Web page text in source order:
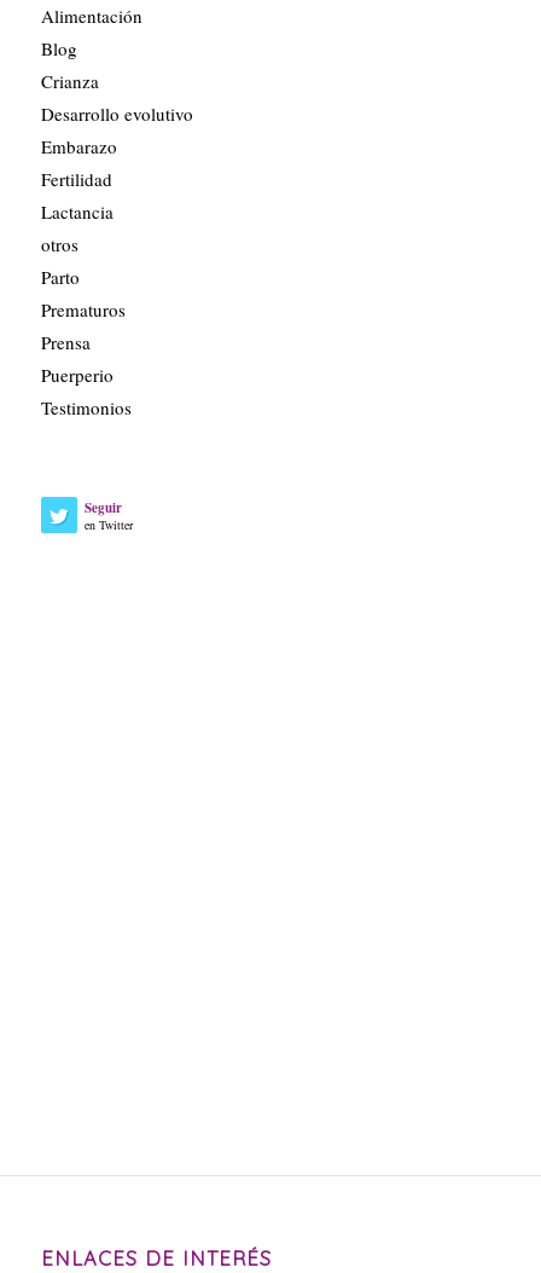
Alimentación
Blog
Crianza
Desarrollo evolutivo
Embarazo
Fertilidad
Lactancia
otros
Parto
Prematuros
Prensa
Puerperio
Testimonios
Seguir
en Twitter
ENLACES DE INTERÉS